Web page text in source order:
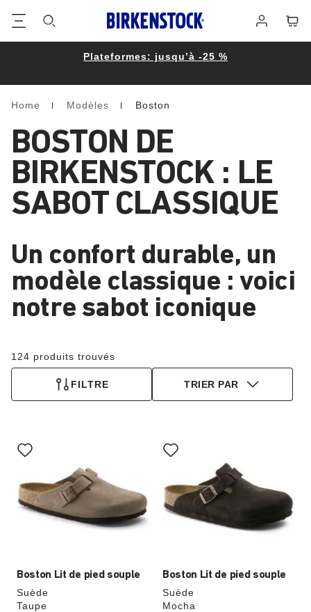
connecter
Plateformes: jusqu’à -25 %
Homepage
Home Modèles Boston
BOSTON DE
BIRKENSTOCK : LE
SABOT CLASSIQUE
Un confort durable, un
modèle classique : voici
notre sabot iconique
124 produits trouvés
FILTRE TRIER PAR
Boston Lit de pied souple
Suède
Taupe
sur
les
échantillons
de
couleurs
modifiera
Boston Lit de pied souple
Suède
Mocha
sur
les
échantillons
de
couleurs
modifiera
l’image